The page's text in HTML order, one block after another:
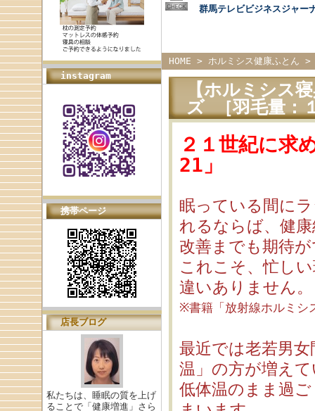
instagram
携帯ページ
店長ブログ
私たちは、睡眠の質を上げ
ることで「健康増進」さら
群馬テレビビジネスジャ
HOME > ホルミシス健康ふとん
【ホルミシ
ズ ［羽毛量：
２１世紀に求
21」
眠っている間に
れるならば、健
改善までも期待
これこそ、忙し
違いありません。
※書籍「放射線ホルミシ
最近では老若男
温」の方が増え
低体温のまま過